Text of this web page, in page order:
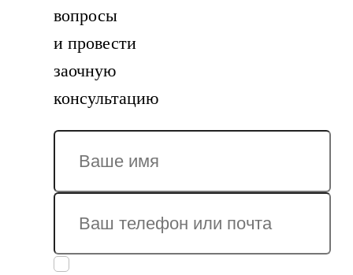
вопросы
и провести
заочную
консультацию